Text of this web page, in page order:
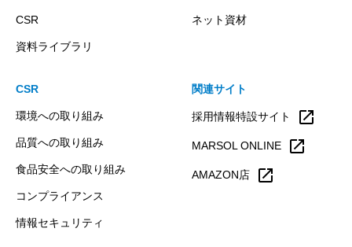
CSR
資料ライブラリ
ネット資材
CSR
環境への取り組み
品質への取り組み
食品安全への取り組み
コンプライアンス
情報セキュリティ
関連サイト
採用情報特設サイト open_in_new
MARSOL ONLINE open_in_new
AMAZON店 open_in_new